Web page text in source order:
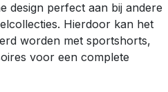
design perfect aan bij andere
Hierdoor kan het
worden met sportshorts,
voor een complete